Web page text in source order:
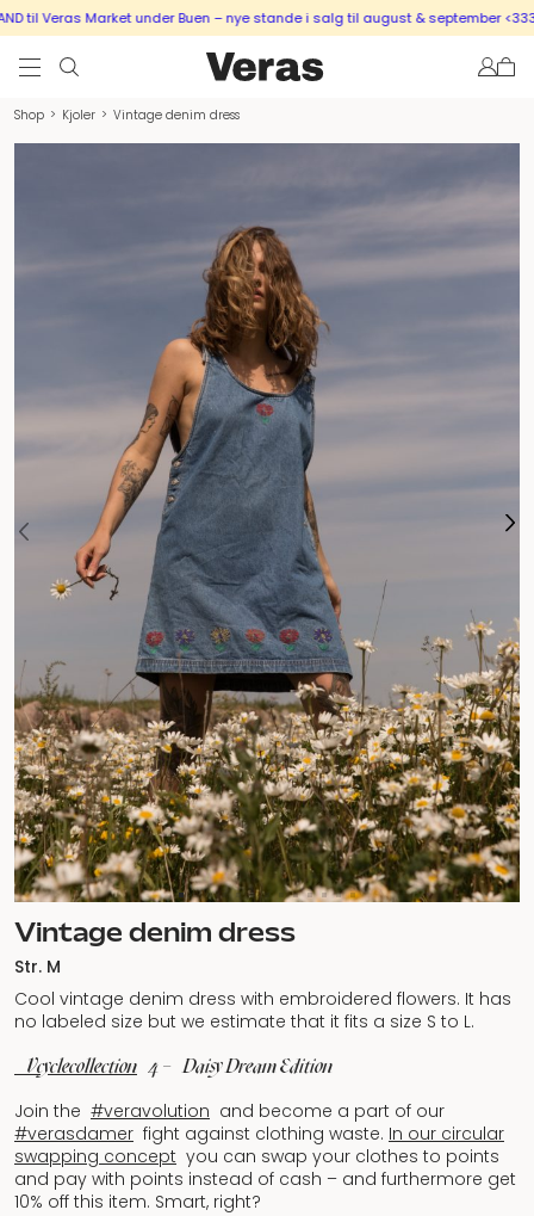
til Veras Market under Buen – nye stande i salg til august & september <333
Shop > Kjoler > Vintage denim dress
Vintage denim dress
Str. M
Cool vintage denim dress with embroidered flowers. It has
no labeled size but we estimate that it fits a size S to L.
Vcyclecollection 4 – Daisy Dream Edition
Join the #veravolution and become a part of our
#verasdamer fight against clothing waste. In our circular
swapping concept you can swap your clothes to points
and pay with points instead of cash – and furthermore get
10% off this item. Smart, right?